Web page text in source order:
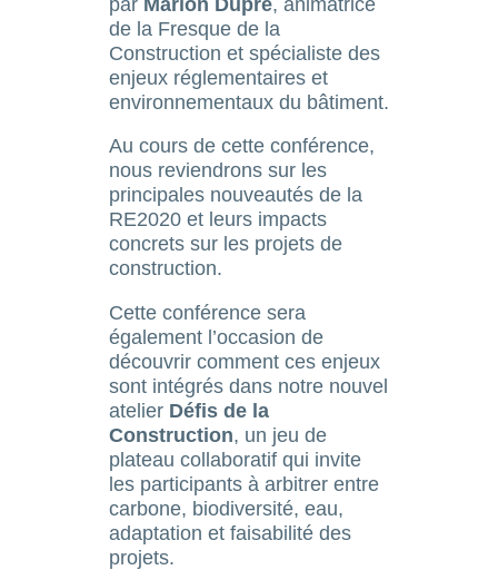
de la Fresque de la
Construction et spécialiste des
enjeux réglementaires et
environnementaux du bâtiment.
Au cours de cette conférence,
nous reviendrons sur les
principales nouveautés de la
RE2020 et leurs impacts
concrets sur les projets de
construction.
Cette conférence sera
également l’occasion de
découvrir comment ces enjeux
sont intégrés dans notre nouvel
atelier Défis de la
Construction, un jeu de
plateau collaboratif qui invite
les participants à arbitrer entre
carbone, biodiversité, eau,
adaptation et faisabilité des
projets.